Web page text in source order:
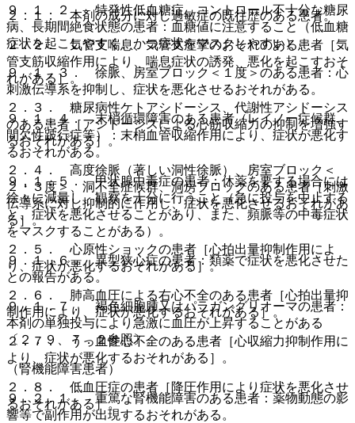
９．１．２． 特発性低血糖症、コントロール不十分な糖尿
病、長期間絶食状態の患者：血糖値に注意すること（低血糖
症状を起こしやすく、かつ症状をマスクしやすい）。
９．１．３． 徐脈、房室ブロック＜１度＞のある患者：心
刺激伝導系を抑制し、症状を悪化させるおそれがある。
９．１．４． 末梢循環障害のある患者（レイノー症候群、
間欠性跛行症等）：末梢血管収縮作用により、症状が悪化す
るおそれがある。
９．１．５． 甲状腺中毒症の患者：休薬を要する場合には
徐々に減量し、観察を十分に行うこと（急に投与を中止する
と、症状を悪化させることがあり、また、頻脈等の中毒症状
をマスクすることがある）。
９．１．６． 異型狭心症の患者：類薬で症状を悪化させた
との報告がある。
９．１．７． 褐色細胞腫又はパラガングリオーマの患者：
本剤の単独投与により急激に血圧が上昇することがある
〔２．９、７．２参照〕。
（腎機能障害患者）
９．２．１． 重篤な腎機能障害のある患者：薬物動態の影
響等で副作用が出現するおそれがある。
２．１． 本剤の成分に対し過敏症の既往歴のある患者。
２．２． 気管支喘息、気管支痙攣のおそれのある患者［気
管支筋収縮作用により、喘息症状の誘発、悪化を起こすおそ
れがある］。
２．３． 糖尿病性ケトアシドーシス、代謝性アシドーシス
のある患者［アシドーシスによる心筋収縮力の抑制を増強す
るおそれがある］。
２．４． 高度徐脈（著しい洞性徐脈）、房室ブロック＜
２・３度＞、洞不全症候群、洞房ブロックのある患者［刺激
伝導系に対し抑制的に作用し、症状を悪化させるおそれがあ
る］。
２．５． 心原性ショックの患者［心拍出量抑制作用によ
り、症状が悪化するおそれがある］。
２．６． 肺高血圧による右心不全のある患者［心拍出量抑
制作用により、症状が悪化するおそれがある］。
２．７． うっ血性心不全のある患者［心収縮力抑制作用に
より、症状が悪化するおそれがある］。
２．８． 低血圧症の患者［降圧作用により症状を悪化させ
るおそれがある］。